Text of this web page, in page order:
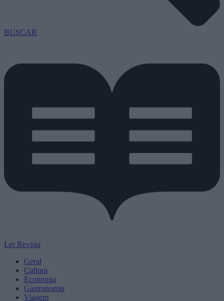
BUSCAR
Ler Revista
Geral
Cultura
Economia
Gastronomia
Viagem